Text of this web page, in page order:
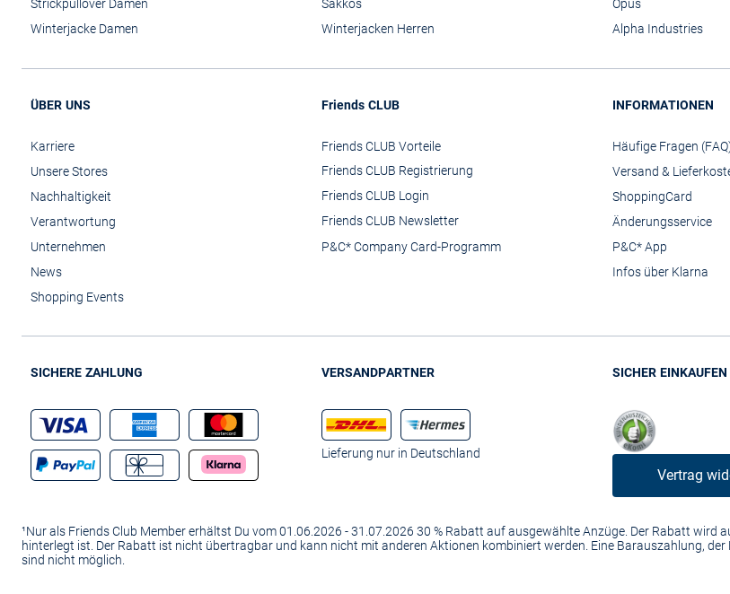
Strickpullover Damen
Winterjacke Damen
Sakkos
Winterjacken Herren
Opus
Alpha Industries
ÜBER UNS
Karriere
Unsere Stores
Nachhaltigkeit
Verantwortung
Unternehmen
News
Shopping Events
Friends CLUB
Friends CLUB Vorteile
Friends CLUB Registrierung
Friends CLUB Login
Friends CLUB Newsletter
P&C* Company Card-Programm
INFORMATIONEN
Häufige Fragen
Versand &
ShoppingCard
Änderungsservice
P&C* App
Infos über Klarna
SICHERE ZAHLUNG VERSANDPARTNER
Lieferung nur in Deutschland
SICHER EINKAUFEN
Vertrag
¹Nur als Friends Club Member erhältst Du vom 01.06.2026 - 31.07.2026 30 % Rabatt auf ausgewählte Anzüge. Der Rabatt
hinterlegt ist. Der Rabatt ist nicht übertragbar und kann nicht mit anderen Aktionen kombiniert werden. Eine Barauszahlung,
sind nicht möglich.